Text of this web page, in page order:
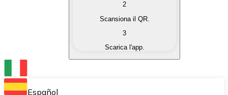
Converti le tue criptovalute in valuta fiat quando ne
Scambia una criptovaluta con un'altra
Conserva le tue cripto in un Wallet self-custodial.
2
Scansiona il QR.
3
Scarica l'app.
Español